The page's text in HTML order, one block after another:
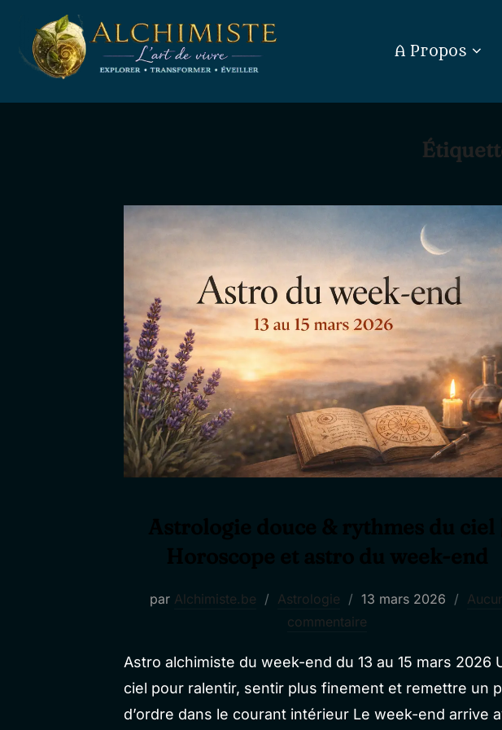
contenu
A Propos
par Alchimiste.be Astrologie
Publié
le
13 mars 2026
commentaire
Astro alchimiste du week-end du 13 au 15 mars 2026
ciel pour ralentir, sentir plus finement et remettre un
d’ordre dans le courant intérieur Le week-end arrive